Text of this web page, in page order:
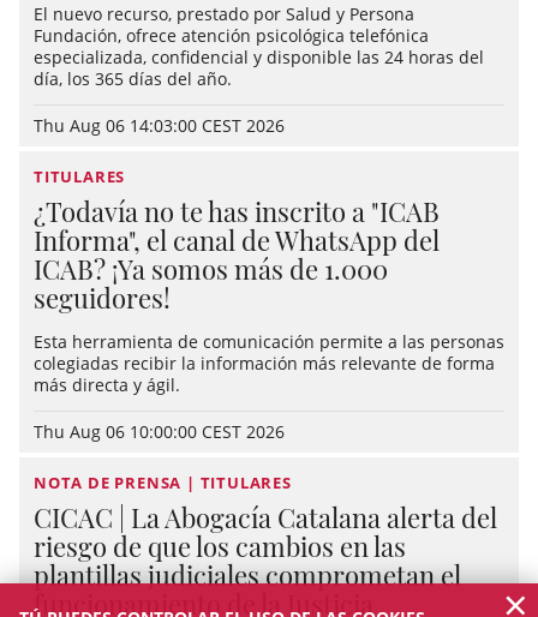
El nuevo recurso, prestado por Salud y Persona
Fundación, ofrece atención psicológica telefónica
especializada, confidencial y disponible las 24 horas del
día, los 365 días del año.
Thu Aug 06 14:03:00 CEST 2026
TITULARES
¿Todavía no te has inscrito a "ICAB
Informa", el canal de WhatsApp del
ICAB? ¡Ya somos más de 1.000
seguidores!
Esta herramienta de comunicación permite a las personas
colegiadas recibir la información más relevante de forma
más directa y ágil.
Thu Aug 06 10:00:00 CEST 2026
NOTA DE PRENSA | TITULARES
CICAC | La Abogacía Catalana alerta del
riesgo de que los cambios en las
plantillas judiciales comprometan el
funcionamiento de la Justicia
×